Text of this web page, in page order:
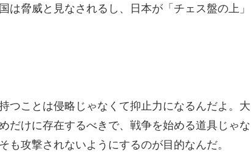
脅威と見なされるし、日本が「チェス盤の上」
つことは侵略じゃなくて抑止力になるんだよ。大
だけに存在するべきで、戦争を始める道具じゃな
攻撃されないようにするのが目的なんだ。